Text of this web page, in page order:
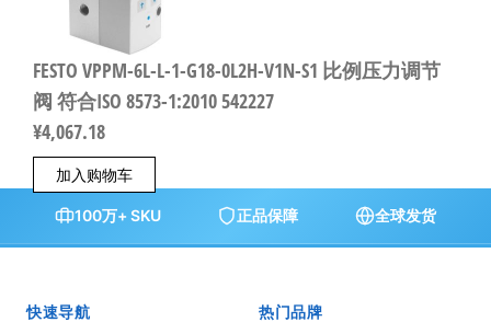
FESTO VPPM-6L-L-1-G18-0L2H-V1N-S1 比例压力调节
阀 符合ISO 8573-1:2010 542227
¥4,067.18
加入购物车
100万+ SKU 正品保障 全球发货
快速导航 热门品牌